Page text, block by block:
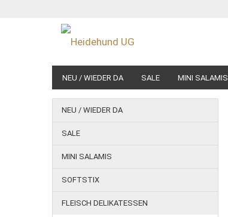
NEU / WIEDER DA SALE MINI SALAMIS
NEU / WIEDER DA
SALE
MINI SALAMIS
SOFTSTIX
FLEISCH DELIKATESSEN